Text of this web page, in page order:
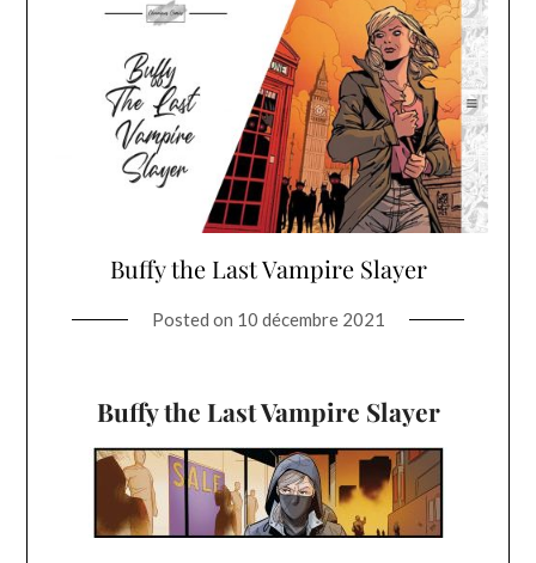
Buffy the Last Vampire Slayer
Posted on 10 décembre 2021
Buffy the Last Vampire Slayer